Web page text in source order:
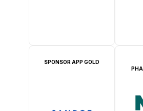
SPONSOR APP GOLD